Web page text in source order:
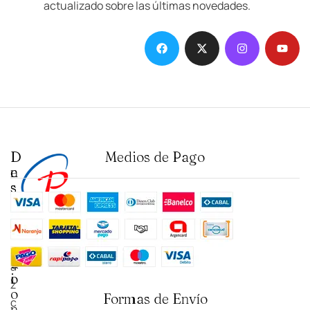
actualizado sobre las últimas novedades.
N
a
z
c
D
e
s
t
a
c
a
d
o
I
n
s
t
i
t
u
c
i
o
Medios de Pago
Formas de Envío